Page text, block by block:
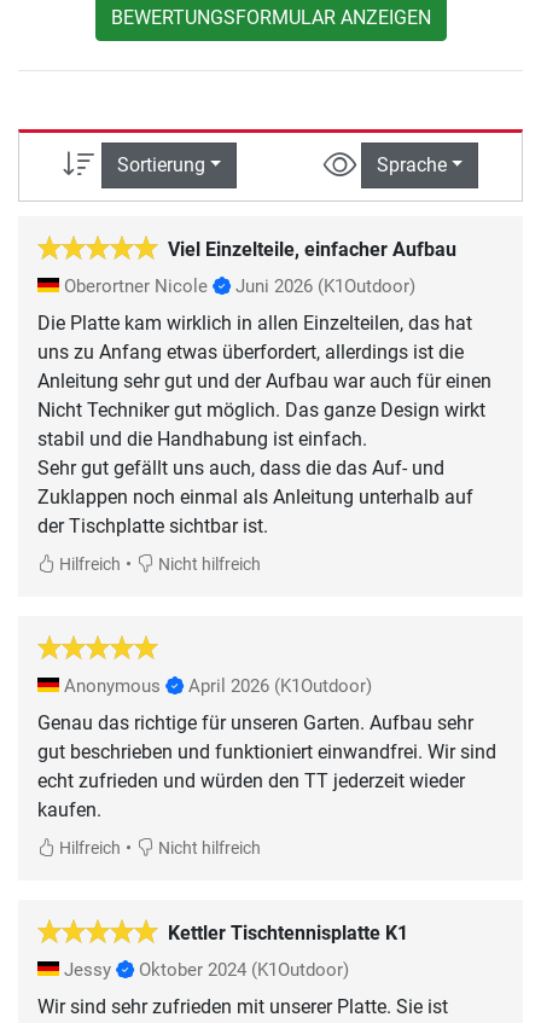
BEWERTUNGSFORMULAR ANZEIGEN
Sortierung Sprache
Viel Einzelteile, einfacher Aufbau
Oberortner Nicole Juni 2026 (K1Outdoor)
Die Platte kam wirklich in allen Einzelteilen, das hat
uns zu Anfang etwas überfordert, allerdings ist die
Anleitung sehr gut und der Aufbau war auch für einen
Nicht Techniker gut möglich. Das ganze Design wirkt
stabil und die Handhabung ist einfach.
Sehr gut gefällt uns auch, dass die das Auf- und
Zuklappen noch einmal als Anleitung unterhalb auf
der Tischplatte sichtbar ist.
Hilfreich • Nicht hilfreich
Anonymous April 2026 (K1Outdoor)
Genau das richtige für unseren Garten. Aufbau sehr
gut beschrieben und funktioniert einwandfrei. Wir sind
echt zufrieden und würden den TT jederzeit wieder
kaufen.
Hilfreich • Nicht hilfreich
Kettler Tischtennisplatte K1
Jessy Oktober 2024 (K1Outdoor)
Wir sind sehr zufrieden mit unserer Platte. Sie ist